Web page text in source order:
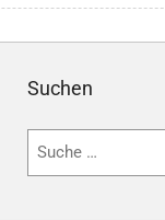
Suchen
Suchen